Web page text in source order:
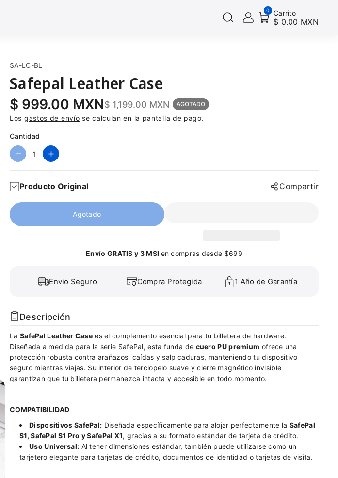
0 Carrito
$ 0.00 MXN
S
U
SA-LC-BL
Safepal Leather Case
$ 999.00 MXN$ 1,199.00 MXN AGOTADO
Los gastos de envío se calculan en la pantalla de pago.
Cantidad
R
u
c
p
a
r
a
S
a
f
e
l
L
e
a
t
A
e
r
i
p
r
a
S
a
f
a
l
L
e
a
t
Producto Original Compartir
Agotado
Envío GRATIS y 3 MSI en compras desde $699
Envio Seguro Compra Protegida 1 Año de Garantía
Descripción
La SafePal Leather Casees el complemento esencial para tu billetera de hardware.
Diseñada a medida para la serie SafePal, esta funda de cuero PU premium ofrece una
protección robusta contra arañazos, caídas y salpicaduras, manteniendo tu dispositivo
seguro mientras viajas. Su interior de terciopelo suave y cierre magnético invisible
garantizan que tu billetera permanezca intacta y accesible en todo momento.
COMPATIBILIDAD
Dispositivos SafePal: Diseñada específicamente para alojar perfectamente la SafePal
S1, SafePal S1 Pro y SafePal X1, gracias a su formato estándar de tarjeta de crédito.
Uso Universal: Al tener dimensiones estándar, también puede utilizarse como un
tarjetero elegante para tarjetas de crédito, documentos de identidad o tarjetas de visita.